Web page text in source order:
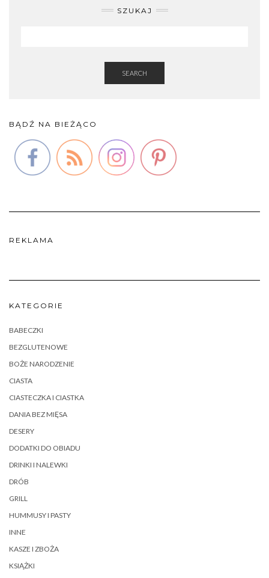
SZUKAJ
SEARCH
BĄDŹ NA BIEŻĄCO
REKLAMA
KATEGORIE
BABECZKI
BEZGLUTENOWE
BOŻE NARODZENIE
CIASTA
CIASTECZKA I CIASTKA
DANIA BEZ MIĘSA
DESERY
DODATKI DO OBIADU
DRINKI I NALEWKI
DRÓB
GRILL
HUMMUSY I PASTY
INNE
KASZE I ZBOŻA
KSIĄŻKI